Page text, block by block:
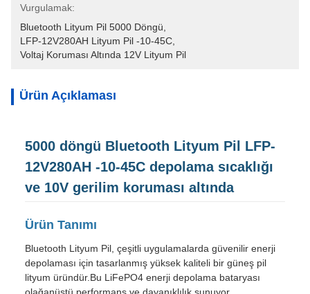
Vurgulamak:
Bluetooth Lityum Pil 5000 Döngü
LFP-12V280AH Lityum Pil -10-45C
Voltaj Koruması Altında 12V Lityum Pil
Ürün Açıklaması
5000 döngü Bluetooth Lityum Pil LFP-
12V280AH -10-45C depolama sıcaklığı
ve 10V gerilim koruması altında
Ürün Tanımı
Bluetooth Lityum Pil, çeşitli uygulamalarda güvenilir enerji
depolaması için tasarlanmış yüksek kaliteli bir güneş pil
lityum üründür.Bu LiFePO4 enerji depolama bataryası